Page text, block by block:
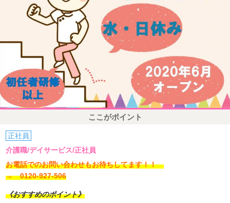
ここがポイント
正社員
介護職/デイサービス/正社員
お電話でのお問い合わせもお待ちしてます！！
→ 0120-927-506
《おすすめのポイント》